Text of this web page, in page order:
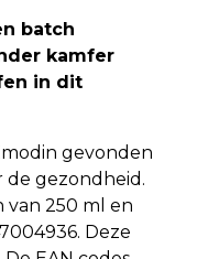
batch
kamfer
in dit
gevonden
de gezondheid.
van 250 ml en
Deze